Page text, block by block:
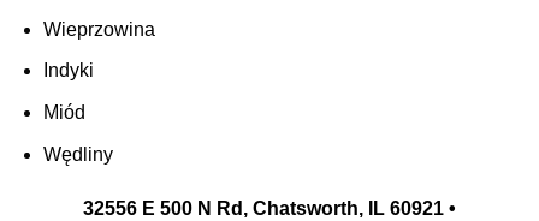
Wieprzowina
Indyki
Miód
Wędliny
32556 E 500 N Rd, Chatsworth, IL 60921 •